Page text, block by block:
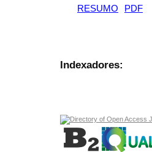
RESUMO PDF
Indexadores: